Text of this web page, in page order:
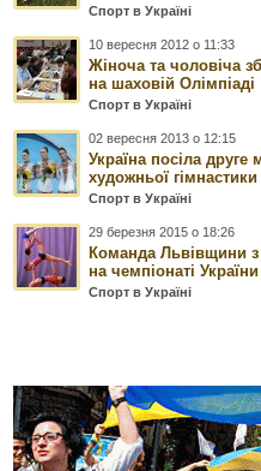
Спорт в Україні
10 вересня 2012 о 11:33
Жіноча та чоловіча
на шаховій Олімпіаді
Спорт в Україні
02 вересня 2013 о 12:15
Україна посіла друге
художньої гімнастики
Спорт в Україні
29 березня 2015 о 18:26
Команда Львівщини з
на чемпіонаті України
Спорт в Україні